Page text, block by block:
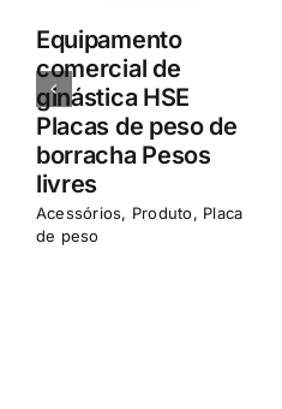
Equipamento
comercial de
ginástica HSE
Placas de peso de
borracha Pesos
livres
Acessórios,Produto,Placa
de peso